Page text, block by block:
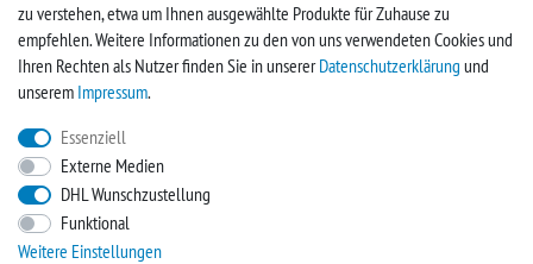
UNTERNEHMEN
Kontakt
Impressum
FACEBOOK
Werden Sie Fan und sichern sich so immer neue Angebote
zu verstehen, etwa um Ihnen ausgewählte Produkte für Zuhause zu
empfehlen. Weitere Informationen zu den von uns verwendeten Cookies und
Ihren Rechten als Nutzer finden Sie in unsererDaten­schutz­erklärung und
unserem Impressum.
Essenziell
Externe Medien
DHL Wunschzustellung
Funktional
Weitere Einstellungen